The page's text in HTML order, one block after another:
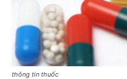
thông tin thuốc